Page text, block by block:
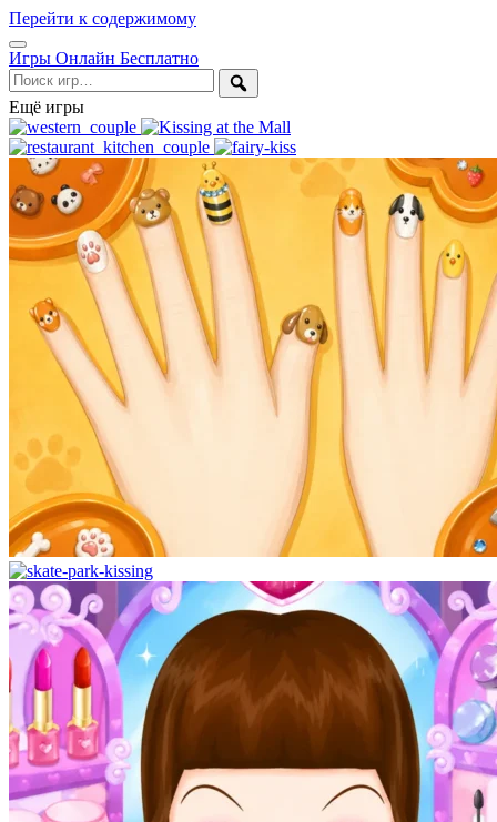
Перейти к содержимому
Открыть
меню
Игры Онлайн Бесплатно
Поиск
Ещё игры